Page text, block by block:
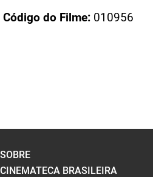
Código do Filme: 010956
SOBRE
CINEMATECA BRASILEIRA